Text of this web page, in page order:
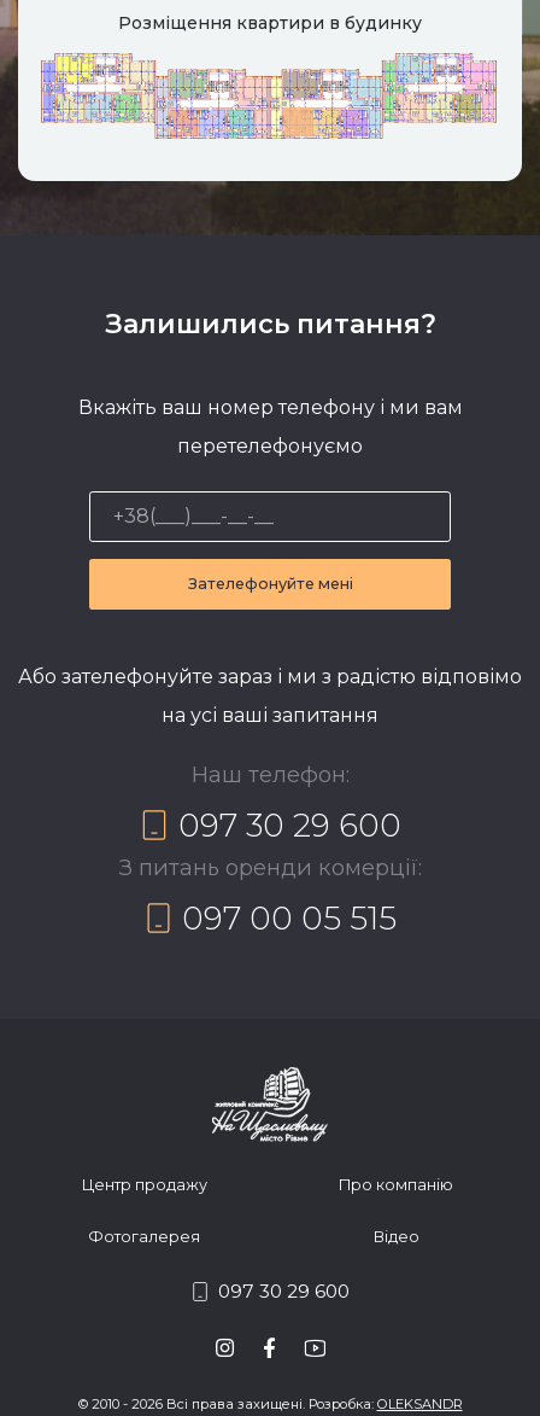
Розміщення квартири в будинку
Залишились питання?
Вкажіть ваш номер телефону і ми вам
перетелефонуємо
Зателефонуйте мені
Або зателефонуйте зараз і ми з радістю відповімо
на усі ваші запитання
Наш телефон:
097 30 29 600
З питань оренди комерції:
097 00 05 515
Центр продажу Про компанію
Фотогалерея Відео
097 30 29 600
© 2010 - 2026 Всі права захищені. Розробка: OLEKSANDR